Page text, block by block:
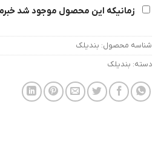
زمانیکه این محصول موجود شد
شناسه محصول: بندیلک
دسته: بندیلک